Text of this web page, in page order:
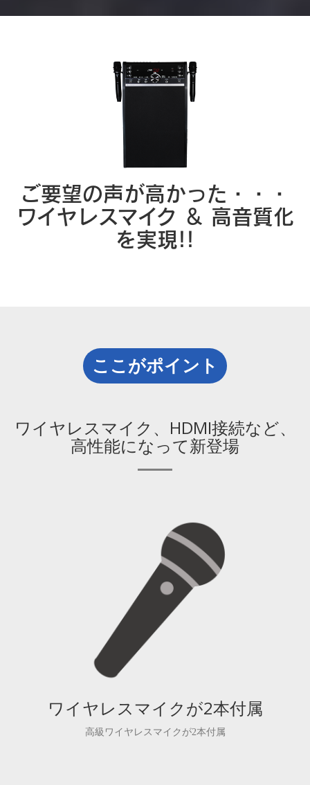
ご要望の声が高かった・・・
ワイヤレスマイク ＆ 高音質化
を実現!!
ここがポイント
ワイヤレスマイク、HDMI接続など、
高性能になって新登場
ワイヤレスマイクが2本付属
高級ワイヤレスマイクが2本付属